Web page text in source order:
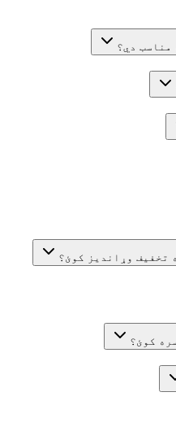
مناسب دي؟
تخفیف وړاندیز کوئ؟
کوئ؟